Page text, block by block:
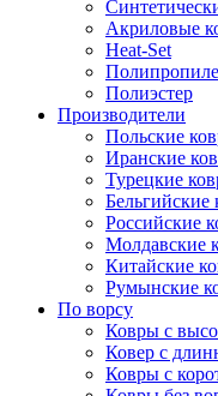
Акриловые
Heat-Set
Полиэстер
Производители
Польские
Иранские
Турецкие
Бельгийские
Российские
Молдавские
Китайские
Румынские
По ворсу
Ковры с
Ковер с
Ковры с